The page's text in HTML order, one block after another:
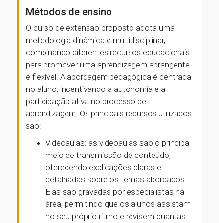
Métodos de ensino
O curso de extensão proposto adota uma
metodologia dinâmica e multidisciplinar,
combinando diferentes recursos educacionais
para promover uma aprendizagem abrangente
e flexível. A abordagem pedagógica é centrada
no aluno, incentivando a autonomia e a
participação ativa no processo de
aprendizagem. Os principais recursos utilizados
são:
Videoaulas: as videoaulas são o principal
meio de transmissão de conteúdo,
oferecendo explicações claras e
detalhadas sobre os temas abordados.
Elas são gravadas por especialistas na
área, permitindo que os alunos assistam
no seu próprio ritmo e revisem quantas